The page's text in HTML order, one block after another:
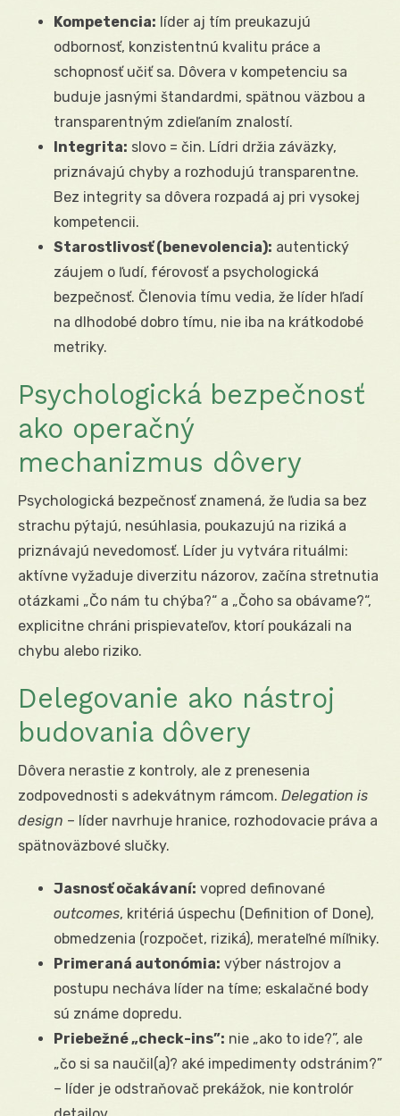
Kompetencia: líder aj tím preukazujú
odbornosť, konzistentnú kvalitu práce a
schopnosť učiť sa. Dôvera v kompetenciu sa
buduje jasnými štandardmi, spätnou väzbou a
transparentným zdieľaním znalostí.
Integrita: slovo = čin. Lídri držia záväzky,
priznávajú chyby a rozhodujú transparentne.
Bez integrity sa dôvera rozpadá aj pri vysokej
kompetencii.
Starostlivosť (benevolencia): autentický
záujem o ľudí, férovosť a psychologická
bezpečnosť. Členovia tímu vedia, že líder hľadí
na dlhodobé dobro tímu, nie iba na krátkodobé
metriky.
Psychologická bezpečnosť
ako operačný
mechanizmus dôvery
Psychologická bezpečnosť znamená, že ľudia sa bez
strachu pýtajú, nesúhlasia, poukazujú na riziká a
priznávajú nevedomosť. Líder ju vytvára rituálmi:
aktívne vyžaduje diverzitu názorov, začína stretnutia
otázkami „Čo nám tu chýba?“ a „Čoho sa obávame?“,
explicitne chráni prispievateľov, ktorí poukázali na
chybu alebo riziko.
Delegovanie ako nástroj
budovania dôvery
Dôvera nerastie z kontroly, ale z prenesenia
zodpovednosti s adekvátnym rámcom. Delegation is
design – líder navrhuje hranice, rozhodovacie práva a
spätnoväzbové slučky.
Jasnosť očakávaní: vopred definované
outcomes, kritériá úspechu (Definition of Done),
obmedzenia (rozpočet, riziká), merateľné míľniky.
Primeraná autonómia: výber nástrojov a
postupu necháva líder na tíme; eskalačné body
sú známe dopredu.
Priebežné „check-ins”: nie „ako to ide?”, ale
„čo si sa naučil(a)? aké impedimenty odstránim?”
– líder je odstraňovač prekážok, nie kontrolór